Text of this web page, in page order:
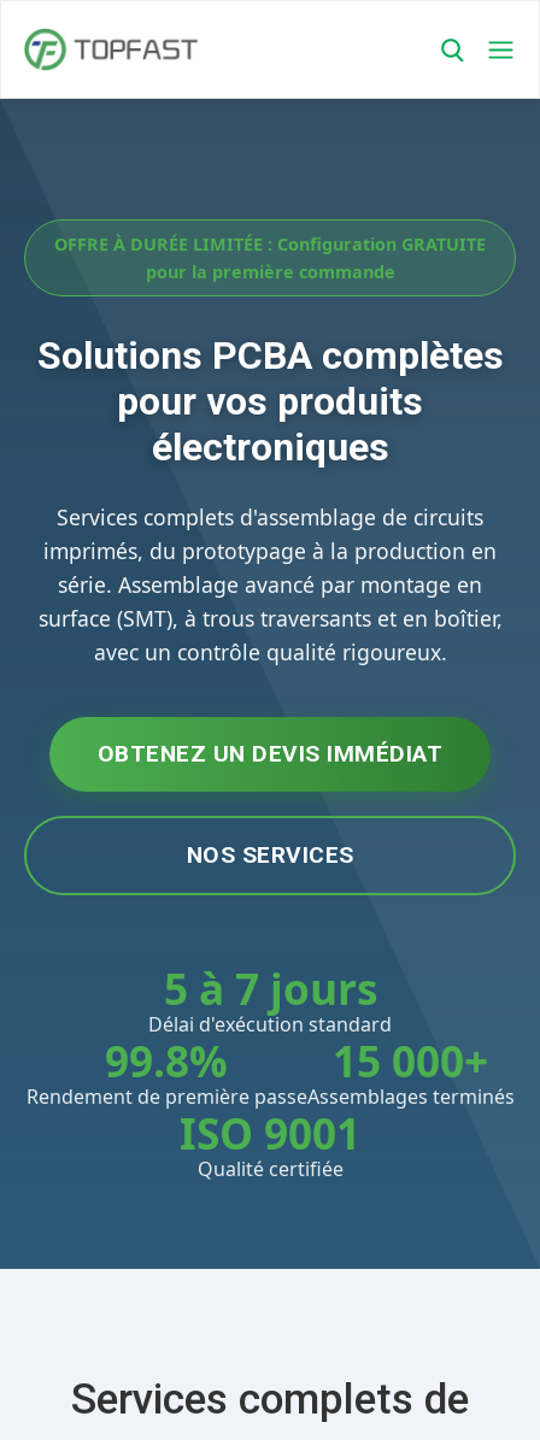
OFFRE À DURÉE LIMITÉE : Configuration GRATUITE
pour la première commande
Solutions PCBA complètes
pour vos produits
électroniques
Services complets d'assemblage de circuits
imprimés, du prototypage à la production en
série. Assemblage avancé par montage en
surface (SMT), à trous traversants et en boîtier,
avec un contrôle qualité rigoureux.
OBTENEZ UN DEVIS IMMÉDIAT
NOS SERVICES
5 à 7 jours
Délai d'exécution standard
99.8%
Rendement de première passe
15 000+
Assemblages terminés
ISO 9001
Qualité certifiée
Services complets de